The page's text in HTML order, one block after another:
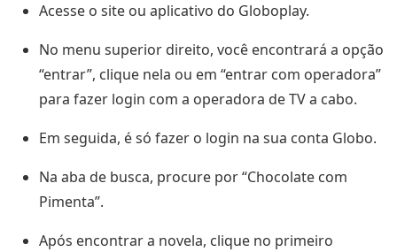
Acesse o site ou aplicativo do Globoplay.
No menu superior direito, você encontrará a opção
“entrar”, clique nela ou em “entrar com operadora”
para fazer login com a operadora de TV a cabo.
Em seguida, é só fazer o login na sua conta Globo.
Na aba de busca, procure por “Chocolate com
Pimenta”.
Após encontrar a novela, clique no primeiro